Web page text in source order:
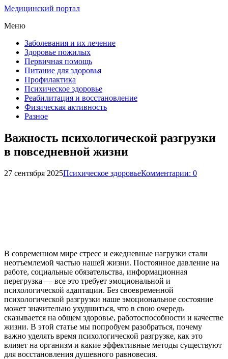
Медицинский портал
Меню
Заболевания и их лечение
Здоровье пожилых
Первичная помощь
Питание для здоровья
Профилактика
Психическое здоровье
Реабилитация и восстановление
Физическая активность
Разное
Важность психологической разгрузки
в повседневной жизни
27 сентября 2025Психическое здоровьеКомментарии: 0
В современном мире стресс и ежедневные нагрузки стали
неотъемлемой частью нашей жизни. Постоянное давление на
работе, социальные обязательства, информационная
перегрузка — все это требует эмоциональной и
психологической адаптации. Без своевременной
психологической разгрузки наше эмоциональное состояние
может значительно ухудшиться, что в свою очередь
сказывается на общем здоровье, работоспособности и качестве
жизни. В этой статье мы попробуем разобраться, почему
важно уделять время психологической разгрузке, как это
влияет на организм и какие эффективные методы существуют
для восстановления душевного равновесия.